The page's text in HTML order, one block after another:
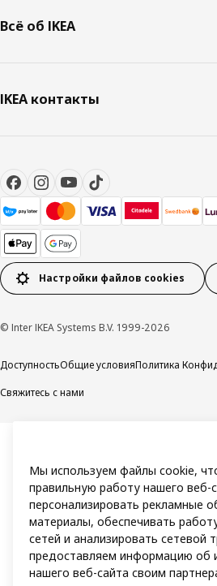
Всё об IKEA
IKEA контакты
Настройки файлов cookies
© Inter IKEA Systems B.V. 1999-2026
ДоступностьОбщие условияПолитика
Свяжитесь с нами
Мы используем файлы cookie,
правильную работу нашего веб-
персонализировать рекламные
материалы, обеспечивать
сетей и анализировать сетевой
предоставляем информацию об
нашего веб-сайта своим